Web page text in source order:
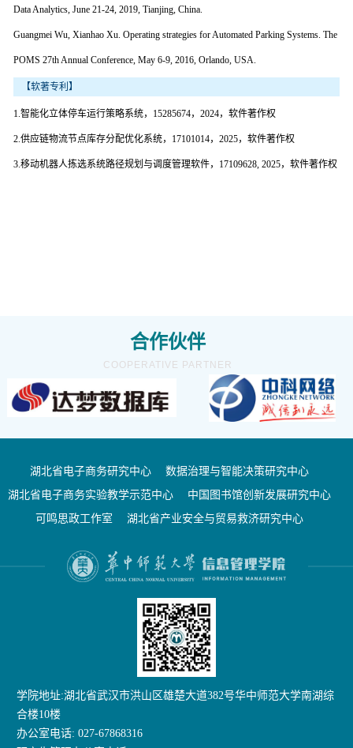
Data Analytics, June 21-24, 2019, Tianjing, China.
Guangmei Wu, Xianhao Xu. Operating strategies for Automated Parking Systems. The
POMS 27th Annual Conference, May 6-9, 2016, Orlando, USA.
【软著专利】
1.智能化立体停车运行策略系统，15285674，2024，软件著作权
2.供应链物流节点库存分配优化系统，17101014，2025，软件著作权
3.移动机器人拣选系统路径规划与调度管理软件，17109628, 2025，软件著作权
合作伙伴
COOPERATIVE PARTNER
湖北省电子商务研究中心
数据治理与智能决策研究中心
湖北省电子商务实验教学示范中心
中国图书馆创新发展研究中心
可鸣思政工作室
湖北省产业安全与贸易救济研究中心
学院地址:湖北省武汉市洪山区雄楚大道382号华中师范大学南湖综
合楼10楼
办公室电话: 027-67868316